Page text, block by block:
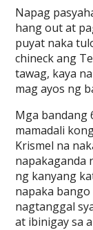
Napag
hang out at
puyat naka
chineck ang
tawag, kaya
mag ayos ng
Mga bandang
mamadali
Krismel na
napakaganda
ng kanyang
napaka
nagtanggal
at ibinigay sa